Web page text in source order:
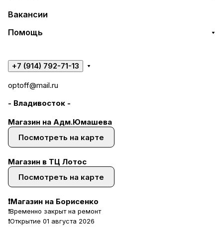
Вакансии
Помощь
+7 (914) 792-71-13
optoff@mail.ru
- Владивосток -
Магазин на Адм.Юмашева
Посмотреть на карте
Магазин в ТЦ Лотос
Посмотреть на карте
❗Магазин на Борисенко
❗Временно закрыт на ремонт
❗Открытие 01 августа 2026